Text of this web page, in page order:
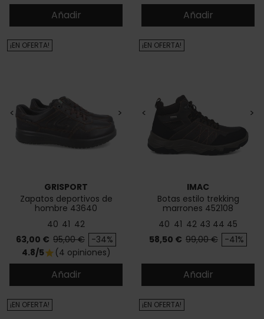
Añadir Añadir
< >
GRISPORT
Zapatos deportivos de
hombre 43640
40 41 42
Precio
63,00 € Precio base
95,00 € -34%
¡EN OFERTA!
4.8/5star (4 opiniones)
Añadir
< >
IMAC
Botas estilo trekking
marrones 452108
40 41 42 43 44 45
Precio
58,50 € Precio base
99,00 € -41%
¡EN OFERTA!
Añadir
¡EN OFERTA! ¡EN OFERTA!